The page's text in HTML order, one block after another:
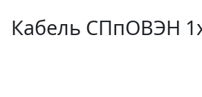
Кабель СПпОВЭН